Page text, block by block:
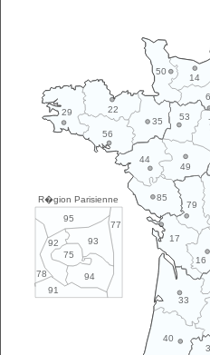
R�gion Parisienne
77
78
91
95
93
75
94
92
14
16
17
22
29
33
35
40
44
49
50
53
56
79
85